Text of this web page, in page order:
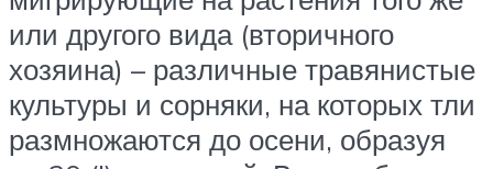
или другого вида (вторичного
хозяина) – различные травянистые
культуры и сорняки, на которых тли
размножаются до осени, образуя